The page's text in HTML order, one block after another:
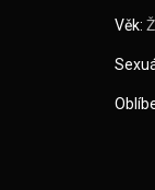
Věk: